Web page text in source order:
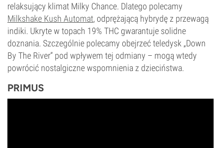
relaksujący klimat Milky Chance. Dlatego polecamy
Milkshake Kush Automat, odprężającą hybrydę z przewagą
indiki. Ukryte w topach 19% THC gwarantuje solidne
doznania. Szczególnie polecamy obejrzeć teledysk „Down
By The River” pod wpływem tej odmiany – mogą wtedy
powrócić nostalgiczne wspomnienia z dzieciństwa.
PRIMUS